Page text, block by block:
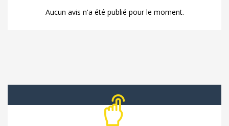
Aucun avis n'a été publié pour le moment.